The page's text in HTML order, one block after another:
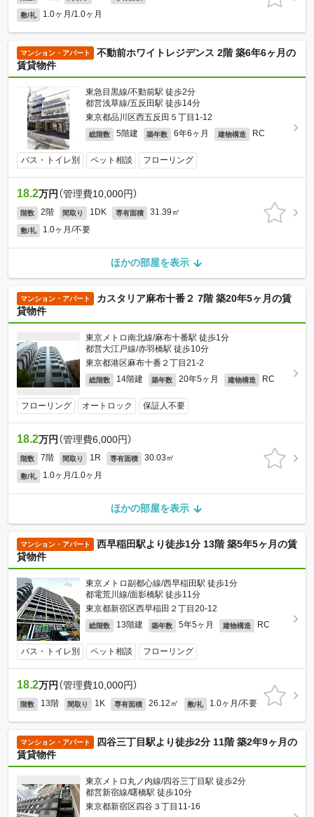
敷/礼 1.0ヶ月/1.0ヶ月
マンション・アパート
不動前ホワイトレジデンス 2階 築6年6ヶ月の
賃貸物件
東急目黒線/不動前駅 徒歩2分
都営浅草線/五反田駅 徒歩14分
東京都品川区西五反田５丁目1-12
総階数 5階建 築年数 6年6ヶ月 建物構造 RC
バス・トイレ別 ペット相談 フローリング
18.2万円 （管理費10,000円）
階数 2階 間取り 1DK 専有面積 31.39㎡
敷/礼 1.0ヶ月/不要
ほかの部屋を表示
マンション・アパート
カスタリア麻布十番２ 7階 築20年5ヶ月の賃
貸物件
東京メトロ南北線/麻布十番駅 徒歩1分
都営大江戸線/赤羽橋駅 徒歩10分
東京都港区麻布十番２丁目21-2
総階数 14階建 築年数 20年5ヶ月 建物構造 RC
フローリング オートロック 保証人不要
18.2万円 （管理費6,000円）
階数 7階 間取り 1R 専有面積 30.03㎡
敷/礼 1.0ヶ月/1.0ヶ月
ほかの部屋を表示
マンション・アパート
西早稲田駅より徒歩1分 13階 築5年5ヶ月の賃
貸物件
東京メトロ副都心線/西早稲田駅 徒歩1分
都電荒川線/面影橋駅 徒歩11分
東京都新宿区西早稲田２丁目20-12
総階数 13階建 築年数 5年5ヶ月 建物構造 RC
バス・トイレ別 ペット相談 フローリング
18.2万円 （管理費10,000円）
階数 13階 間取り 1K 専有面積 26.12㎡ 敷/礼 1.0ヶ月/不要
マンション・アパート
四谷三丁目駅より徒歩2分 11階 築2年9ヶ月の
賃貸物件
東京メトロ丸ノ内線/四谷三丁目駅 徒歩2分
都営新宿線/曙橋駅 徒歩10分
東京都新宿区四谷３丁目11-16